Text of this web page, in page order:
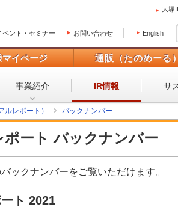
大塚
ベント・セミナー お問い合わせ English
マイページ 通販（たのめーる）
事業紹介 IR情報 サ
レポート） バックナンバー
ポート バックナンバー
ックナンバーをご覧いただけます。
ト 2021